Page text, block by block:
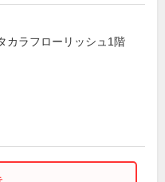
カラフローリッシュ1階